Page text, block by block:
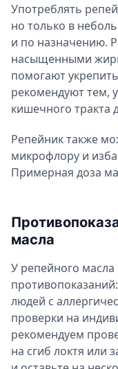
Употреблять
но только в
и по назначению.
насыщенными
помогают
рекомендуют тем,
кишечного тракта
Репейник также
микрофлору и
Примерная доза
масла
У репейного масла
людей с
проверки на
рекомендуем
на сгиб локтя или